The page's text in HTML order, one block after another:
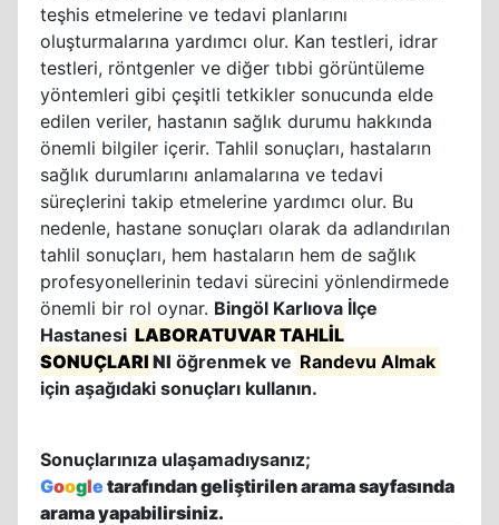
teşhis etmelerine ve tedavi planlarını
oluşturmalarına yardımcı olur. Kan testleri, idrar
testleri, röntgenler ve diğer tıbbi görüntüleme
yöntemleri gibi çeşitli tetkikler sonucunda elde
edilen veriler, hastanın sağlık durumu hakkında
önemli bilgiler içerir. Tahlil sonuçları, hastaların
sağlık durumlarını anlamalarına ve tedavi
süreçlerini takip etmelerine yardımcı olur. Bu
nedenle, hastane sonuçları olarak da adlandırılan
tahlil sonuçları, hem hastaların hem de sağlık
profesyonellerinin tedavi sürecini yönlendirmede
önemli bir rol oynar. Bingöl Karlıova İlçe
Hastanesi LABORATUVAR TAHLİL
SONUÇLARI NI öğrenmek ve Randevu Almak
için aşağıdaki sonuçları kullanın.
Sonuçlarınıza ulaşamadıysanız;
Googletarafından geliştirilen arama sayfasında
arama yapabilirsiniz.